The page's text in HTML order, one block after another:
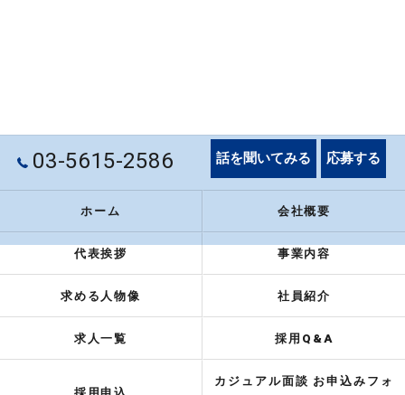
03-5615-2586 話を聞いてみる 応募する
ホーム 会社概要
代表挨拶 事業内容
求める人物像 社員紹介
求人一覧 採用Q&A
採用申込
カジュアル面談 お申込みフォ